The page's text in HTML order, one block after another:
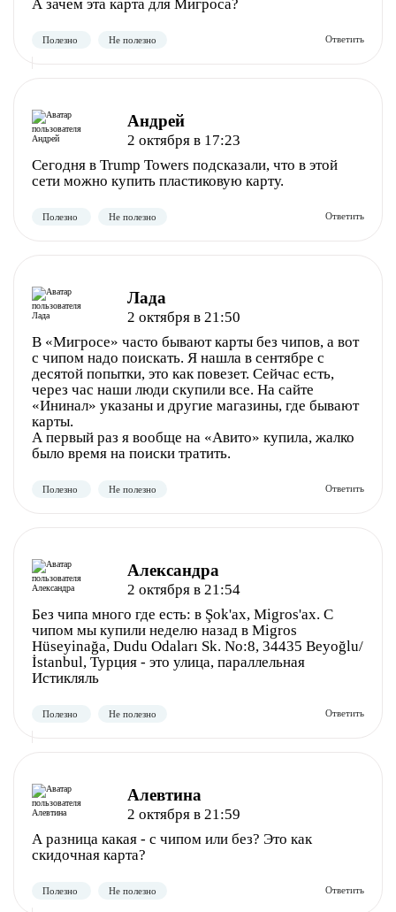
А зачем эта карта для Мигроса?
Полезно Не полезно
Андрей
2 октября в 17:23
Сегодня в Trump Towers подсказали, что в этой
сети можно купить пластиковую карту.
Полезно Не полезно
Лада
2 октября в 21:50
В «Мигросе» часто бывают карты без чипов, а вот
с чипом надо поискать. Я нашла в сентябре с
десятой попытки, это как повезет. Сейчас есть,
через час наши люди скупили все. На сайте
«Ининал» указаны и другие магазины, где бывают
карты.
А первый раз я вообще на «Авито» купила, жалко
было время на поиски тратить.
Александра
2 октября в 21:54
Без чипа много где есть: в Şok'ах, Migros'ах. С
чипом мы купили неделю назад в Migros
Hüseyinağa, Dudu Odaları Sk. No:8, 34435 Beyoğlu/
İstanbul, Турция - это улица, параллельная
Истикляль
Алевтина
2 октября в 21:59
А разница какая - с чипом или без? Это как
скидочная карта?